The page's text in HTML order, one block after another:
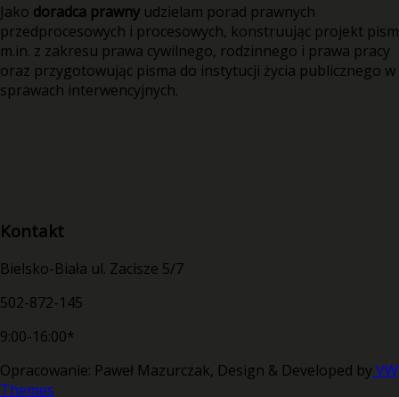
Jako doradca prawny udzielam porad prawnych
przedprocesowych i procesowych, konstruując projekt pism
m.in. z zakresu prawa cywilnego, rodzinnego i prawa pracy
oraz przygotowując pisma do instytucji życia publicznego w
sprawach interwencyjnych.
Kontakt
Bielsko-Biała ul. Zacisze 5/7
502-872-145
9:00-16:00*
Opracowanie: Paweł Mazurczak, Design & Developed byVW
Themes